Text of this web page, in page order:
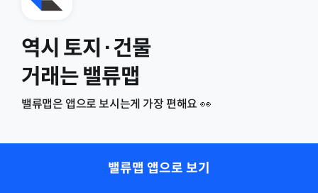
역시 토지·건물
거래는 밸류맵
밸류맵은 앱으로 보시는게 가장 편해요 👀
밸류맵 앱으로 보기